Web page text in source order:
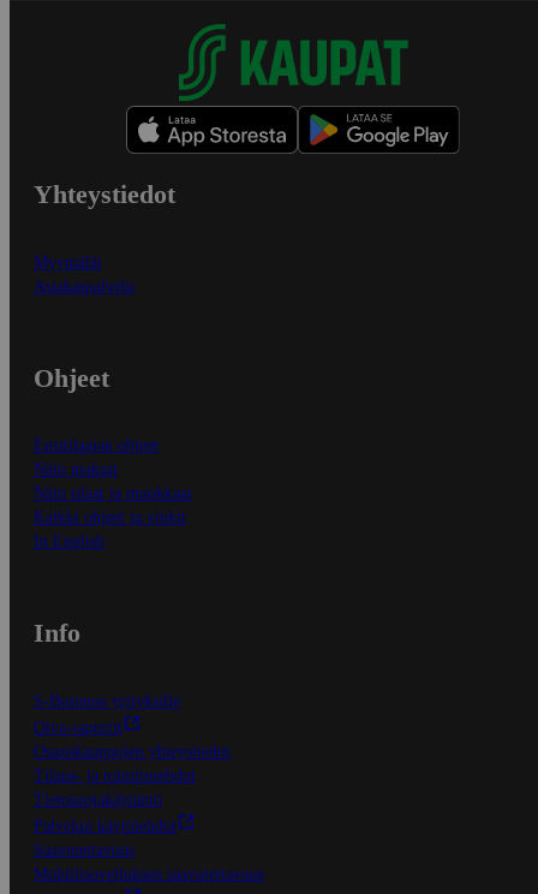
Yhteystiedot
Myymälät
Asiakaspalvelu
Ohjeet
Ensitilaajan ohjeet
Näin maksat
Näin tilaat ja muokkaat
Kaikki ohjeet ja vinkit
In English
Info
S-Business yrityksille
Oiva-raportit
Osuuskauppojen yhteystiedot
Tilaus- ja toimitusehdot
Tietosuojakäytäntö
Palvelun käyttöehdot
Saavutettavuus
Mobiilisovelluksen saavutettavuus